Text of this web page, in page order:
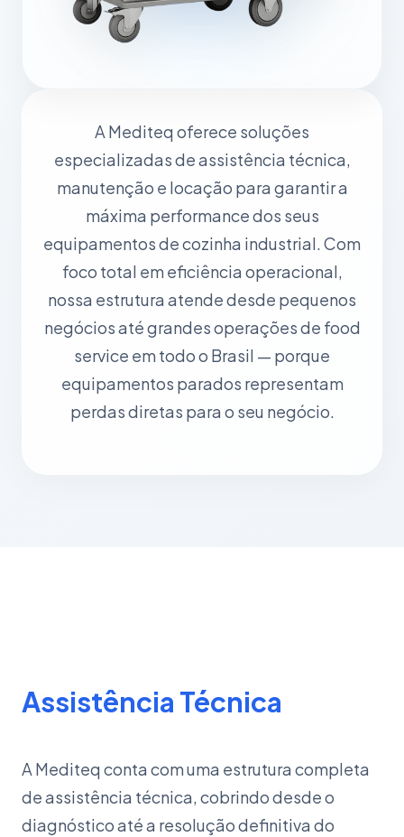
A Mediteq oferece soluções
especializadas de assistência técnica,
manutenção e locação para garantir a
máxima performance dos seus
equipamentos de cozinha industrial. Com
foco total em eficiência operacional,
nossa estrutura atende desde pequenos
negócios até grandes operações de food
service em todo o Brasil — porque
equipamentos parados representam
perdas diretas para o seu negócio.
Assistência Técnica
A Mediteq conta com uma estrutura completa
de assistência técnica, cobrindo desde o
diagnóstico até a resolução definitiva do